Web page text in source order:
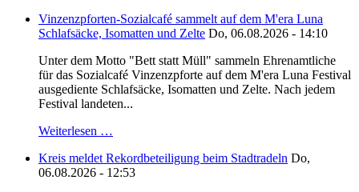
Vinzenzpforten-Sozialcafé sammelt auf dem M'era Luna
Schlafsäcke, Isomatten und Zelte Do, 06.08.2026 - 14:10
Unter dem Motto "Bett statt Müll" sammeln Ehrenamtliche
für das Sozialcafé Vinzenzpforte auf dem M'era Luna Festival
ausgediente Schlafsäcke, Isomatten und Zelte. Nach jedem
Festival landeten...
Weiterlesen …
Kreis meldet Rekordbeteiligung beim Stadtradeln Do,
06.08.2026 - 12:53